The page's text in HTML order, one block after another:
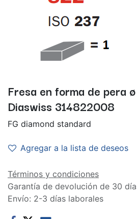
Fresa en forma de pera
Diaswiss 314822008
FG diamond standard
Agregar a la lista de deseos
Términos y condiciones
Garantía de devolución de 30
Envío: 2-3 días laborales